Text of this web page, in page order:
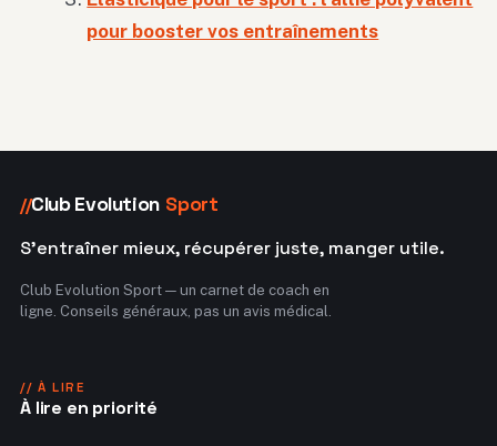
pour booster vos entraînements
//Club Evolution Sport
S'entraîner mieux, récupérer juste, manger utile.
Club Evolution Sport — un carnet de coach en
ligne. Conseils généraux, pas un avis médical.
// À LIRE
À lire en priorité